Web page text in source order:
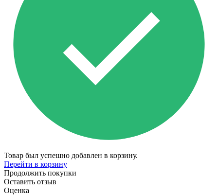
Товар был успешно добавлен в корзину.
Перейти в корзину
Продолжить покупки
Оставить отзыв
Оценка